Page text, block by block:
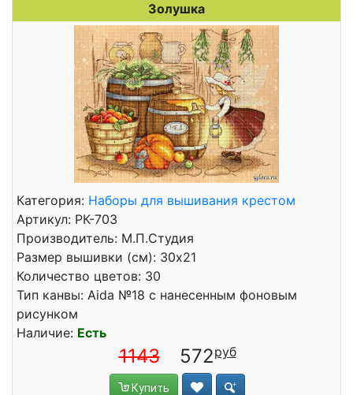
Золушка
Категория: Наборы для вышивания крестом
Артикул: РК-703
Производитель: М.П.Студия
Размер вышивки (см): 30x21
Количество цветов: 30
Тип канвы: Aida №18 с нанесенным фоновым
рисунком
Наличие: Есть
1143 572
Купить